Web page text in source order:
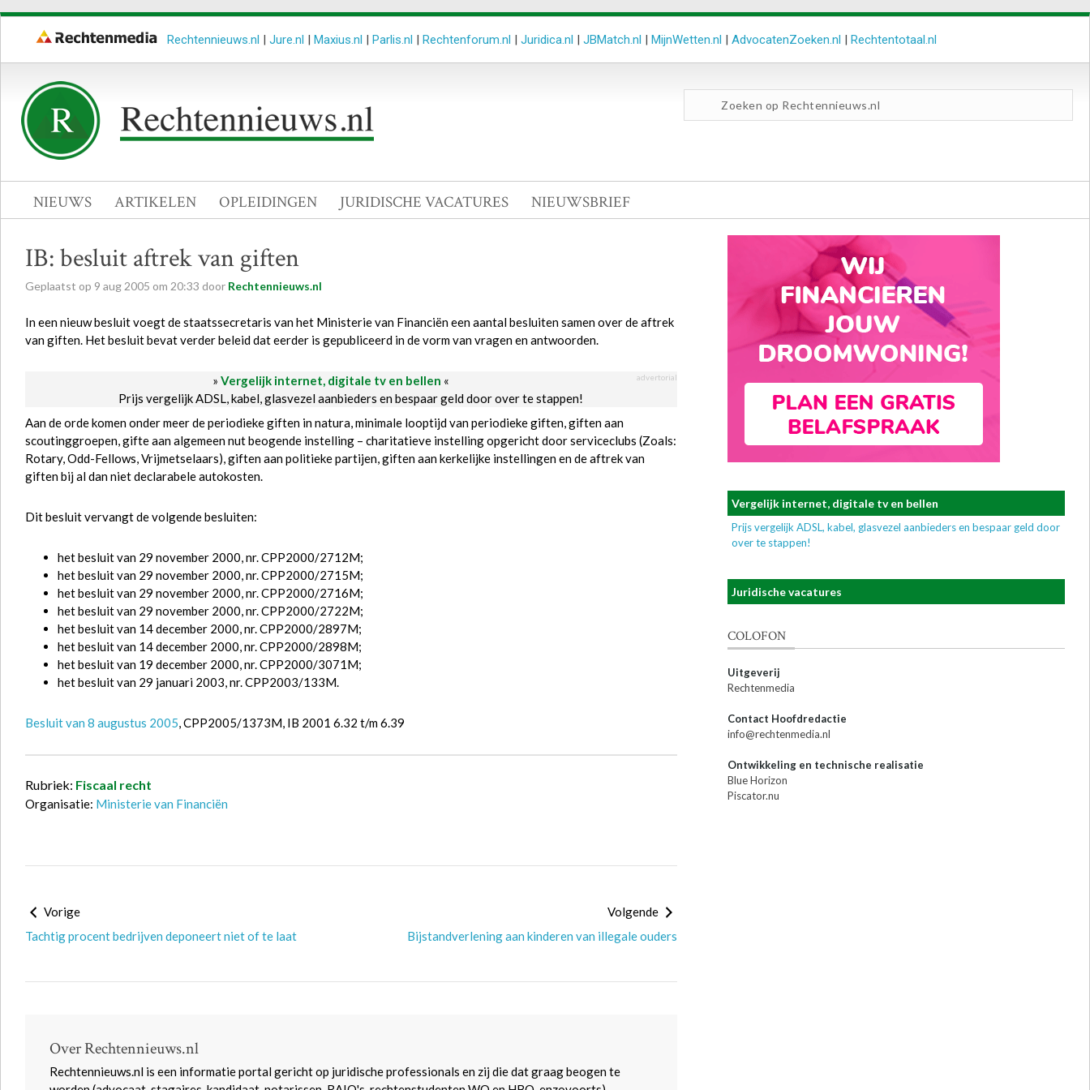
Rechtennieuws.nl | Jure.nl | Maxius.nl | Parlis.nl | Rechtenforum.nl | Juridica.nl | JBMatch.nl | MijnWetten.nl | AdvocatenZoeken.nl | Rechtentotaal.nl
NIEUWS ARTIKELEN OPLEIDINGEN JURIDISCHE VACATURES NIEUWSBRIEF
IB: besluit aftrek van giften
Geplaatst op 9 aug 2005 om 20:33 door Rechtennieuws.nl
In een nieuw besluit voegt de staatssecretaris van het Ministerie van Financiën een aantal besluiten samen over de aftrek
van giften. Het besluit bevat verder beleid dat eerder is gepubliceerd in de vorm van vragen en antwoorden.
» Vergelijk internet, digitale tv en bellen « advertorial
Prijs vergelijk ADSL, kabel, glasvezel aanbieders en bespaar geld door over te stappen!
Aan de orde komen onder meer de periodieke giften in natura, minimale looptijd van periodieke giften, giften aan
scoutinggroepen, gifte aan algemeen nut beogende instelling – charitatieve instelling opgericht door serviceclubs (Zoals:
Rotary, Odd-Fellows, Vrijmetselaars), giften aan politieke partijen, giften aan kerkelijke instellingen en de aftrek van
giften bij al dan niet declarabele autokosten.
Dit besluit vervangt de volgende besluiten:
het besluit van 29 november 2000, nr. CPP2000/2712M;
het besluit van 29 november 2000, nr. CPP2000/2715M;
het besluit van 29 november 2000, nr. CPP2000/2716M;
het besluit van 29 november 2000, nr. CPP2000/2722M;
het besluit van 14 december 2000, nr. CPP2000/2897M;
het besluit van 14 december 2000, nr. CPP2000/2898M;
het besluit van 19 december 2000, nr. CPP2000/3071M;
het besluit van 29 januari 2003, nr. CPP2003/133M.
Besluit van 8 augustus 2005, CPP2005/1373M, IB 2001 6.32 t/m 6.39
Rubriek: Fiscaal recht
Organisatie: Ministerie van Financiën
Vorige
Tachtig procent bedrijven deponeert niet of te laat
Volgende
Bijstandverlening aan kinderen van illegale ouders
Over Rechtennieuws.nl
Rechtennieuws.nl is een informatie portal gericht op juridische professionals en zij die dat graag beogen te
Vergelijk internet, digitale tv en bellen
Prijs vergelijk ADSL, kabel, glasvezel aanbieders en bespaar geld door
over te stappen!
Juridische vacatures
COLOFON
Uitgeverij
Rechtenmedia
Contact Hoofdredactie
info@rechtenmedia.nl
Ontwikkeling en technische realisatie
Blue Horizon
Piscator.nu